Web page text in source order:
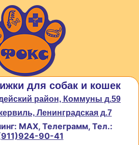
для собак и кошек
район, Коммуны д.59
Ленинградская д.7
MAX, Телеграмм, Тел.:
90-41